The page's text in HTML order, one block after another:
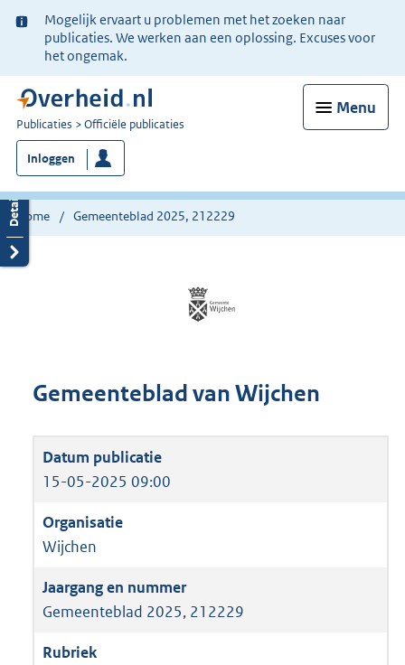
Ter
informatie:
Mogelijk ervaart u problemen met het zoeken naar
publicaties. We werken aan een oplossing. Excuses voor
het ongemak.
Menu
U
bent
nu
hier:
Publicaties Officiële publicaties
Inloggen
Home Gemeenteblad 2025, 212229
Gemeenteblad van Wijchen
15-05-2025 09:00
Wijchen
Gemeenteblad 2025, 212229